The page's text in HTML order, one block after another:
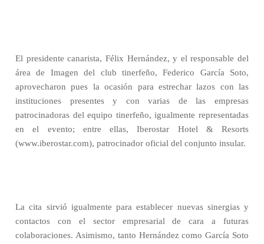
El presidente canarista, Félix Hernández, y el responsable del
área de Imagen del club tinerfeño, Federico García Soto,
aprovecharon pues la ocasión para estrechar lazos con las
instituciones presentes y con varias de las empresas
patrocinadoras del equipo tinerfeño, igualmente representadas
en el evento; entre ellas, Iberostar Hotel & Resorts
(www.iberostar.com), patrocinador oficial del conjunto insular.
La cita sirvió igualmente para establecer nuevas sinergias y
contactos con el sector empresarial de cara a futuras
colaboraciones. Asimismo, tanto Hernández como García Soto